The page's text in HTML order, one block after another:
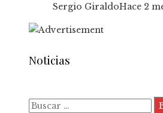
Sergio GiraldoHace 2
Noticias
Buscar: